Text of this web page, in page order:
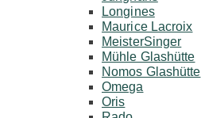
Longines
Maurice Lacroix
MeisterSinger
Mühle Glashütte
Nomos Glashütte
Omega
Oris